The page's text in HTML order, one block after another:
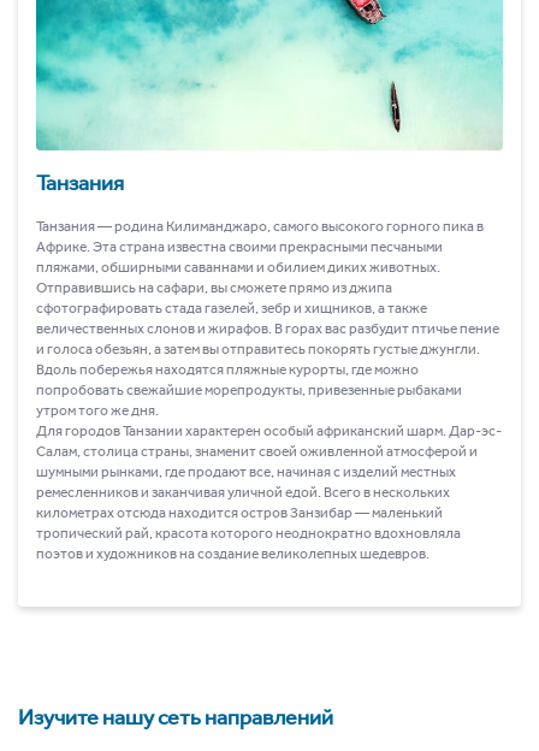
Танзания
Танзания ― родина Килиманджаро, самого высокого горного пика в
Африке. Эта страна известна своими прекрасными песчаными
пляжами, обширными саваннами и обилием диких животных.
Отправившись на сафари, вы сможете прямо из джипа
сфотографировать стада газелей, зебр и хищников, а также
величественных слонов и жирафов. В горах вас разбудит птичье пение
и голоса обезьян, а затем вы отправитесь покорять густые джунгли.
Вдоль побережья находятся пляжные курорты, где можно
попробовать свежайшие морепродукты, привезенные рыбаками
утром того же дня.
Для городов Танзании характерен особый африканский шарм. Дар-эс-
Салам, столица страны, знаменит своей оживленной атмосферой и
шумными рынками, где продают все, начиная с изделий местных
ремесленников и заканчивая уличной едой. Всего в нескольких
километрах отсюда находится остров Занзибар ― маленький
тропический рай, красота которого неоднократно вдохновляла
поэтов и художников на создание великолепных шедевров.
Изучите нашу сеть направлений